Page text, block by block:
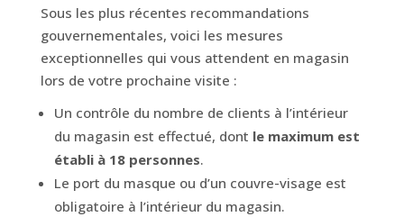
Sous les plus récentes recommandations
gouvernementales, voici les mesures
exceptionnelles qui vous attendent en magasin
lors de votre prochaine visite :
Un contrôle du nombre de clients à l’intérieur
du magasin est effectué, dont le maximum est
établi à 18 personnes.
Le port du masque ou d’un couvre-visage est
obligatoire à l’intérieur du magasin.